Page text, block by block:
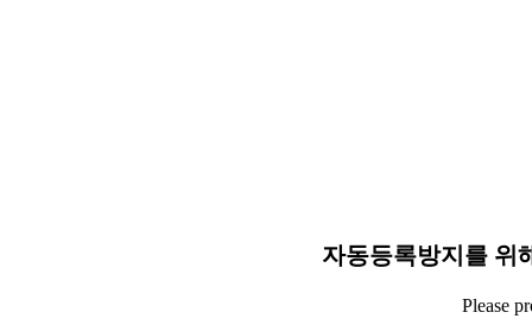
자동등록방지를 위
Please